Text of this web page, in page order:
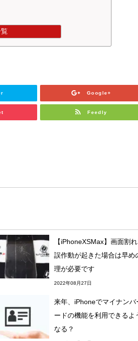
Google+
Feedly
【iPhoneXSMax】画面割
誤作動が起きた場合は早め
理が必要です
2022年08月27日
来年、iPhoneでマイナンバ
ードの機能を利用できるよ
なる？